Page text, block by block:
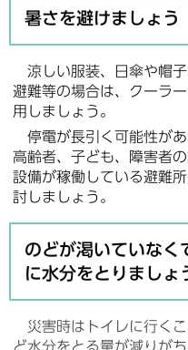
暑さを避けましょう
涼しい服装、日傘や帽
避難等の場合は、クーラ
用しましょう。
停電が長引く可能性があ
高齢者、子ども、障害者
設備が稼働している避難
討しましょう。
のどが渇いていなく
に水分をとりましょ
災害時はトイレに行く
ど水分をとる量が減りが